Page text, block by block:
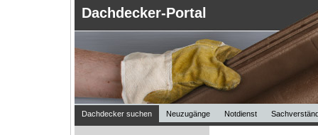
Dachdecker-Portal
Dachdecker suchen Neuzugänge Notdienst